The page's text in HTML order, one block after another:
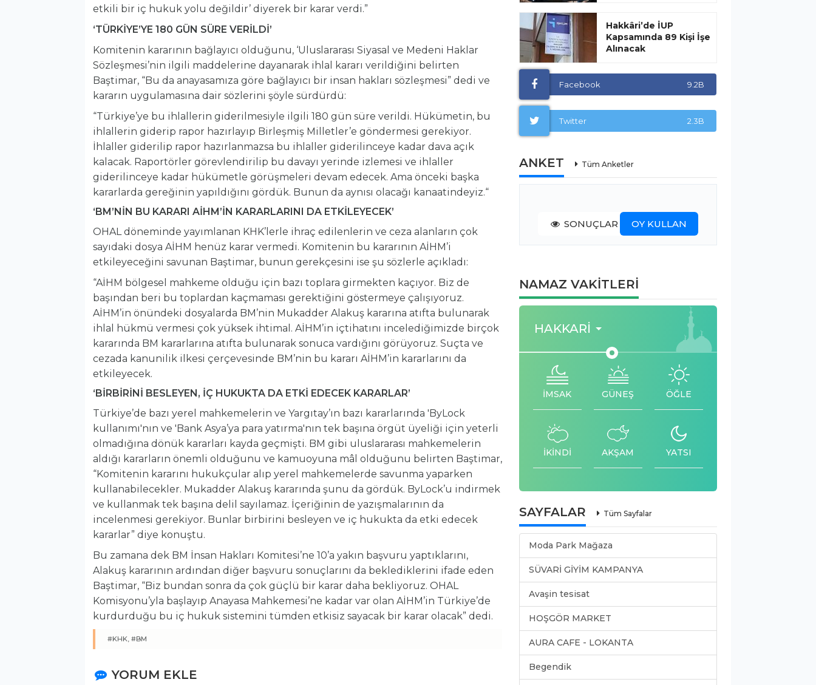
etkili bir iç hukuk yolu değildir’ diyerek bir karar verdi.”
‘TÜRKİYE’YE 180 GÜN SÜRE VERİLDİ’
Komitenin kararının bağlayıcı olduğunu, ‘Uluslararası Siyasal ve Medeni Haklar
Sözleşmesi’nin ilgili maddelerine dayanarak ihlal kararı verildiğini belirten
Baştimar, “Bu da anayasamıza göre bağlayıcı bir insan hakları sözleşmesi” dedi ve
kararın uygulamasına dair sözlerini şöyle sürdürdü:
“Türkiye’ye bu ihlallerin giderilmesiyle ilgili 180 gün süre verildi. Hükümetin, bu
ihlallerin giderip rapor hazırlayıp Birleşmiş Milletler’e göndermesi gerekiyor.
İhlaller giderilip rapor hazırlanmazsa bu ihlaller giderilinceye kadar dava açık
kalacak. Raportörler görevlendirilip bu davayı yerinde izlemesi ve ihlaller
giderilinceye kadar hükümetle görüşmeleri devam edecek. Ama önceki başka
kararlarda gereğinin yapıldığını gördük. Bunun da aynısı olacağı kanaatindeyiz.“
‘BM’NİN BU KARARI AİHM’İN KARARLARINI DA ETKİLEYECEK’
OHAL döneminde yayımlanan KHK’lerle ihraç edilenlerin ve ceza alanların çok
sayıdaki dosya AİHM henüz karar vermedi. Komitenin bu kararının AİHM’i
etkileyeceğini savunan Baştimar, bunun gerekçesini ise şu sözlerle açıkladı:
“AİHM bölgesel mahkeme olduğu için bazı toplara girmekten kaçıyor. Biz de
başından beri bu toplardan kaçmaması gerektiğini göstermeye çalışıyoruz.
AİHM’in önündeki dosyalarda BM’nin Mukadder Alakuş kararına atıfta bulunarak
ihlal hükmü vermesi çok yüksek ihtimal. AİHM’in içtihatını incelediğimizde birçok
kararında BM kararlarına atıfta bulunarak sonuca vardığını görüyoruz. Suçta ve
cezada kanunilik ilkesi çerçevesinde BM’nin bu kararı AİHM’in kararlarını da
etkileyecek.
‘BİRBİRİNİ BESLEYEN, İÇ HUKUKTA DA ETKİ EDECEK KARARLAR’
Türkiye’de bazı yerel mahkemelerin ve Yargıtay’ın bazı kararlarında 'ByLock
kullanımı'nın ve 'Bank Asya’ya para yatırma'nın tek başına örgüt üyeliği için yeterli
olmadığına dönük kararları kayda geçmişti. BM gibi uluslararası mahkemelerin
aldığı kararların önemli olduğunu ve kamuoyuna mâl olduğunu belirten Baştimar,
“Komitenin kararını hukukçular alıp yerel mahkemelerde savunma yaparken
kullanabilecekler. Mukadder Alakuş kararında şunu da gördük. ByLock’u indirmek
ve kullanmak tek başına delil sayılamaz. İçeriğinin de yazışmalarının da
incelenmesi gerekiyor. Bunlar birbirini besleyen ve iç hukukta da etki edecek
kararlar” diye konuştu.
Bu zamana dek BM İnsan Hakları Komitesi’ne 10’a yakın başvuru yaptıklarını,
Alakuş kararının ardından diğer başvuru sonuçlarını da beklediklerini ifade eden
Baştimar, “Biz bundan sonra da çok güçlü bir karar daha bekliyoruz. OHAL
Komisyonu’yla başlayıp Anayasa Mahkemesi’ne kadar var olan AİHM’in Türkiye’de
kurdurduğu bu iç hukuk sistemini tümden etkisiz sayacak bir karar olacak” dedi.
#KHK, #BM
YORUM EKLE
Hakkâri’de İUP
Kapsamında 89 Kişi İşe
Alınacak
Facebook 9.2B
Twitter 2.3B
ANKET Tüm Anketler
SONUÇLAR OY KULLAN
NAMAZ VAKİTLERİ
HAKKARI
İMSAK GÜNEŞ ÖĞLE
İKİNDİ AKŞAM YATSI
SAYFALAR Tüm Sayfalar
Moda Park Mağaza
SÜVARİ GİYİM KAMPANYA
Avaşin tesisat
HOŞGÖR MARKET
AURA CAFE - LOKANTA
Begendik